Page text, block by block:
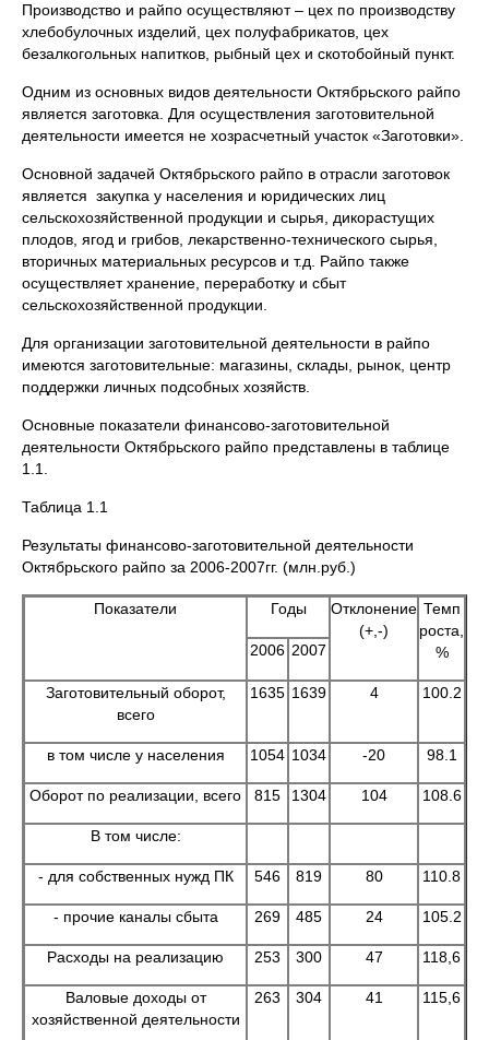
Производство и райпо осуществляют – цех по производству
хлебобулочных изделий, цех полуфабрикатов, цех
безалкогольных напитков, рыбный цех и скотобойный пункт.
Одним из основных видов деятельности Октябрьского райпо
является заготовка. Для осуществления заготовительной
деятельности имеется не хозрасчетный участок «Заготовки».
Основной задачей Октябрьского райпо в отрасли заготовок
является закупка у населения и юридических лиц
сельскохозяйственной продукции и сырья, дикорастущих
плодов, ягод и грибов, лекарственно-технического сырья,
вторичных материальных ресурсов и т.д. Райпо также
осуществляет хранение, переработку и сбыт
сельскохозяйственной продукции.
Для организации заготовительной деятельности в райпо
имеются заготовительные: магазины, склады, рынок, центр
поддержки личных подсобных хозяйств.
Основные показатели финансово-заготовительной
деятельности Октябрьского райпо представлены в таблице
1.1.
Таблица 1.1
Результаты финансово-заготовительной деятельности
Октябрьского райпо за 2006-2007гг. (млн.руб.)
Показатели Годы
Отклонение
(+,-)
Темп
роста,
%
2006 2007
Заготовительный оборот,
всего
1635 1639 4 100.2
в том числе у населения 1054 1034 -20 98.1
Оборот по реализации, всего 815 1304 104 108.6
В том числе:
- для собственных нужд ПК 546 819 80 110.8
- прочие каналы сбыта 269 485 24 105.2
Расходы на реализацию 253 300 47 118,6
Валовые доходы от
хозяйственной деятельности
263 304 41 115,6